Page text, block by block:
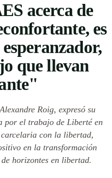
acerca de
es
que llevan
Roig, expresó su
por el trabajo de Liberté en
con la libertad,
en la transformación
horizontes en libertad.